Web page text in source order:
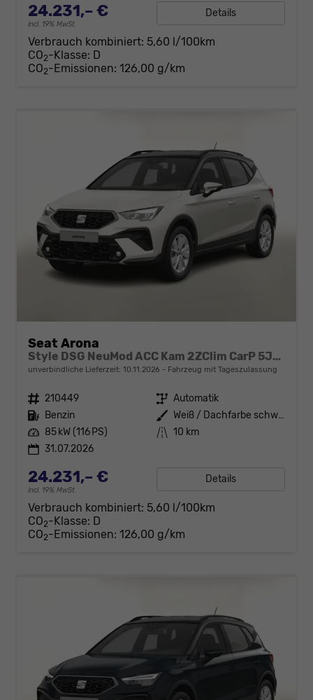
24.231,– €
incl. 19% MwSt.
Details
Verbrauch kombiniert: 5,60 l/100km
CO2-Klasse: D
CO2-Emissionen: 126,00 g/km
Seat Arona
Style DSG NeuMod ACC Kam 2ZClim CarP 5JGar
unverbindliche Lieferzeit: 10.11.2026 Fahrzeug mit Tageszulassung
Fahrzeugnr. 210449 Getriebe Automatik
Kraftstoff Benzin Außenfarbe
Weiß / Dachfarbe schwarz
Leistung 85 kW (116 PS) Kilometerstand 10 km
31.07.2026
24.231,– €
incl. 19% MwSt.
Details
Verbrauch kombiniert: 5,60 l/100km
CO2-Klasse: D
CO2-Emissionen: 126,00 g/km